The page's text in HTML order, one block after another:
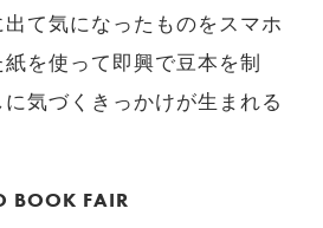
て気になったものをスマホ
を使って即興で豆本を制
気づくきっかけが生まれる
BOOK FAIR